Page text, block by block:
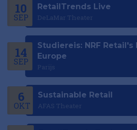
10
SEP
RetailTrends Live
DeLaMar Theater
14
SEP
Studiereis: NRF Retail's
Europe
Parijs
6
OKT
Sustainable Retail
AFAS Theater